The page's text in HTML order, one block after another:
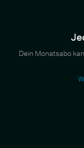
Dein Monatsabo